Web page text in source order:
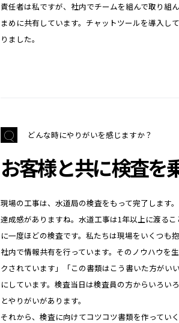
責任者は私ですが、社内でチームを組んで取り組
まめに共有しています。チャットツールを導入し
りました。
どんな時にやりがいを感じますか？
お客様と共に検査を
現場の工事は、水道局の検査をもって完了します
達成感がありますね。水道工事は1年以上に渡る
に一度ほどの検査です。私たちは現場をいくつも
社内で情報共有を行っています。そのノウハウを
クされています」「この書類はこう書いた方がい
にしています。検査当日は検査員の方からいろい
とやりがいがあります。
それから、検査に向けてコツコツ書類を作ってい